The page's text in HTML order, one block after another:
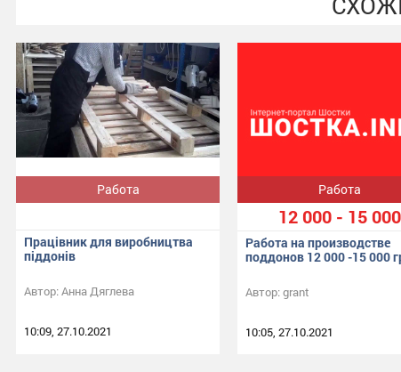
Работа
Працівник для виробництва
піддонів
Автор:Анна Дяглева
10:09, 27.10.2021
Работа
12 000 - 15 000
Работа на производстве
поддонов 12 000 -15 000
Автор:grant
10:05, 27.10.2021